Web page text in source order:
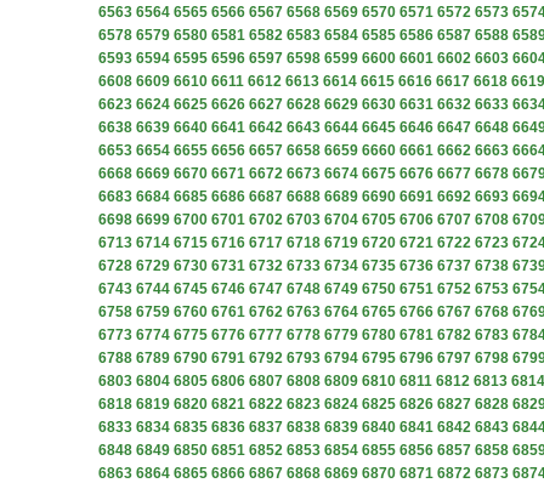
6563 6564 6565 6566 6567 6568 6569 6570 6571 6572 6573
6578 6579 6580 6581 6582 6583 6584 6585 6586 6587 6588
6593 6594 6595 6596 6597 6598 6599 6600 6601 6602 6603
6608 6609 6610 6611 6612 6613 6614 6615 6616 6617 6618 6619
6623 6624 6625 6626 6627 6628 6629 6630 6631 6632 6633
6638 6639 6640 6641 6642 6643 6644 6645 6646 6647 6648
6653 6654 6655 6656 6657 6658 6659 6660 6661 6662 6663
6668 6669 6670 6671 6672 6673 6674 6675 6676 6677 6678
6683 6684 6685 6686 6687 6688 6689 6690 6691 6692 6693
6698 6699 6700 6701 6702 6703 6704 6705 6706 6707 6708
6713 6714 6715 6716 6717 6718 6719 6720 6721 6722 6723
6728 6729 6730 6731 6732 6733 6734 6735 6736 6737 6738
6743 6744 6745 6746 6747 6748 6749 6750 6751 6752 6753
6758 6759 6760 6761 6762 6763 6764 6765 6766 6767 6768
6773 6774 6775 6776 6777 6778 6779 6780 6781 6782 6783
6788 6789 6790 6791 6792 6793 6794 6795 6796 6797 6798
6803 6804 6805 6806 6807 6808 6809 6810 6811 6812 6813 6814
6818 6819 6820 6821 6822 6823 6824 6825 6826 6827 6828
6833 6834 6835 6836 6837 6838 6839 6840 6841 6842 6843
6848 6849 6850 6851 6852 6853 6854 6855 6856 6857 6858
6863 6864 6865 6866 6867 6868 6869 6870 6871 6872 6873